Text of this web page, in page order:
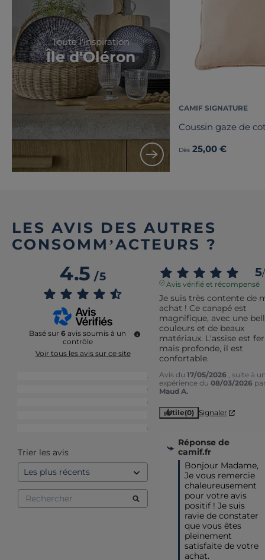
Toute l'inspiration
Île d'Oléron
CAMIF SIGNATURE
Coussin gaze de
Dès 25,00 €
LES AVIS DES AUTRES
CONSOMM’ACTEURS ?
4.5/5
Basé sur 6 avis soumis à un
contrôle
Voir tous les avis sur ce site
5
0
0
0
Trier les avis
5/
Avis vérifié et récompensé
Je suis très contente de
achat ! Ce canapé est
magnifique, avec une
couleurs et de beaux
matériaux. L'assise est
mais profonde, il est
confortable.
Avis du 17/05/2026 , suite à
expérience du 08/03/2026
Maud A.
Utile(0) Signaler
Réponse de
camif.fr
Bonjour Madame,
Je vous remercie
chaleureusement
pour votre avis
positif ! Je suis
ravie de constater
que vous êtes
pleinement
satisfaite de votre
achat.